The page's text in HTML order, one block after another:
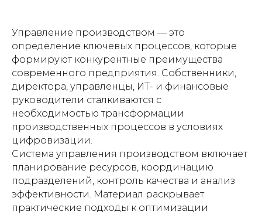
Управление производством — это
определение ключевых процессов, которые
формируют конкурентные преимущества
современного предприятия. Собственники,
директора, управленцы, ИТ- и финансовые
руководители сталкиваются с
необходимостью трансформации
производственных процессов в условиях
цифровизации.
Система управления производством включает
планирование ресурсов, координацию
подразделений, контроль качества и анализ
эффективности. Материал раскрывает
практические подходы к оптимизации